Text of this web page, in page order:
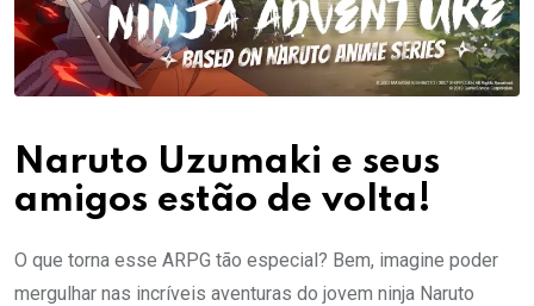
Naruto Uzumaki e seus
amigos estão de volta!
O que torna esse ARPG tão especial? Bem, imagine poder
mergulhar nas incríveis aventuras do jovem ninja Naruto